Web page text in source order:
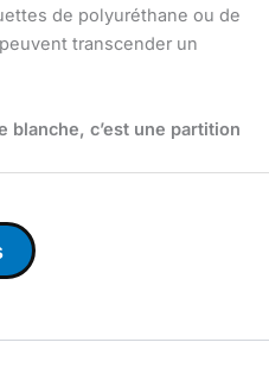
de polyuréthane ou de
transcender un
blanche, c’est une partition